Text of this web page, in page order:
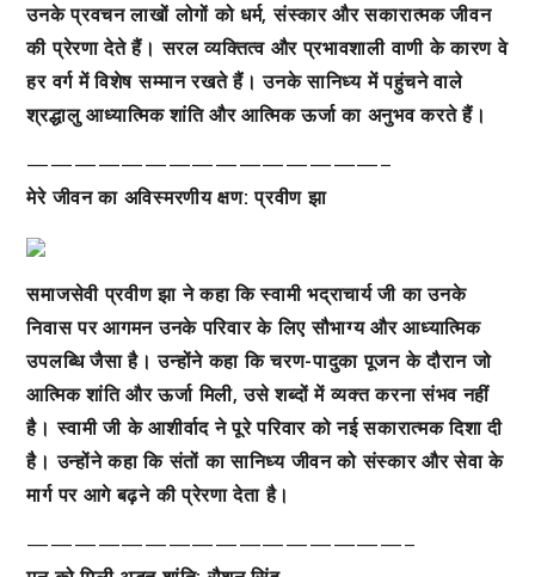
उनके प्रवचन लाखों लोगों को धर्म, संस्कार और सकारात्मक जीवन
की प्रेरणा देते हैं। सरल व्यक्तित्व और प्रभावशाली वाणी के कारण वे
हर वर्ग में विशेष सम्मान रखते हैं। उनके सानिध्य में पहुंचने वाले
श्रद्धालु आध्यात्मिक शांति और आत्मिक ऊर्जा का अनुभव करते हैं।
———————————————–
मेरे जीवन का अविस्मरणीय क्षण: प्रवीण झा
समाजसेवी प्रवीण झा ने कहा कि स्वामी भद्राचार्य जी का उनके
निवास पर आगमन उनके परिवार के लिए सौभाग्य और आध्यात्मिक
उपलब्धि जैसा है। उन्होंने कहा कि चरण-पादुका पूजन के दौरान जो
आत्मिक शांति और ऊर्जा मिली, उसे शब्दों में व्यक्त करना संभव नहीं
है। स्वामी जी के आशीर्वाद ने पूरे परिवार को नई सकारात्मक दिशा दी
है। उन्होंने कहा कि संतों का सानिध्य जीवन को संस्कार और सेवा के
मार्ग पर आगे बढ़ने की प्रेरणा देता है।
————————————————–